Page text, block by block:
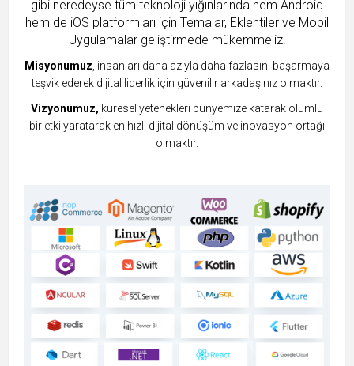
gibi neredeyse tüm teknoloji yığınlarında hem Android
hem de iOS platformları için Temalar, Eklentiler ve Mobil
Uygulamalar geliştirmede mükemmeliz.
Misyonumuz , insanları daha azıyla daha fazlasını başarmaya
teşvik ederek dijital liderlik için güvenilir arkadaşınız olmaktır.
Vizyonumuz, küresel yetenekleri bünyemize katarak olumlu
bir etki yaratarak en hızlı dijital dönüşüm ve inovasyon ortağı
olmaktır.